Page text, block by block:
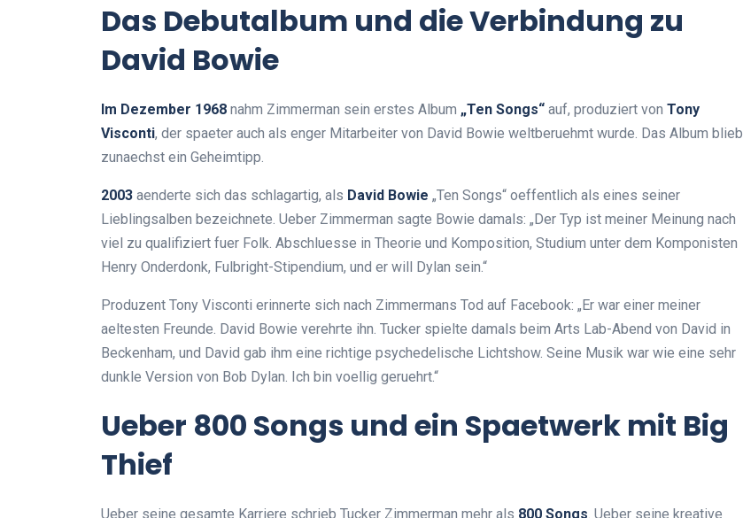
Das Debutalbum und die Verbindung zu
David Bowie
Im Dezember 1968 nahm Zimmerman sein erstes Album „Ten Songs“ auf, produziert von Tony
Visconti, der spaeter auch als enger Mitarbeiter von David Bowie weltberuehmt wurde. Das Album blieb
zunaechst ein Geheimtipp.
2003 aenderte sich das schlagartig, als David Bowie „Ten Songs“ oeffentlich als eines seiner
Lieblingsalben bezeichnete. Ueber Zimmerman sagte Bowie damals: „Der Typ ist meiner Meinung nach
viel zu qualifiziert fuer Folk. Abschluesse in Theorie und Komposition, Studium unter dem Komponisten
Henry Onderdonk, Fulbright-Stipendium, und er will Dylan sein.“
Produzent Tony Visconti erinnerte sich nach Zimmermans Tod auf Facebook: „Er war einer meiner
aeltesten Freunde. David Bowie verehrte ihn. Tucker spielte damals beim Arts Lab-Abend von David in
Beckenham, und David gab ihm eine richtige psychedelische Lichtshow. Seine Musik war wie eine sehr
dunkle Version von Bob Dylan. Ich bin voellig geruehrt.“
Ueber 800 Songs und ein Spaetwerk mit Big
Thief
Ueber seine gesamte Karriere schrieb Tucker Zimmerman mehr als 800 Songs. Ueber seine kreative